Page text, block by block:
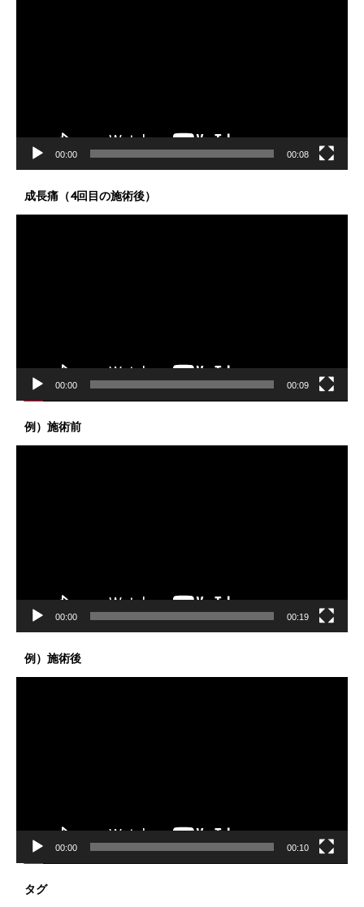
00:00 00:08
成長痛（4回目の施術後）
00:00 00:09
例）施術前
00:00 00:19
例）施術後
00:00 00:10
タグ